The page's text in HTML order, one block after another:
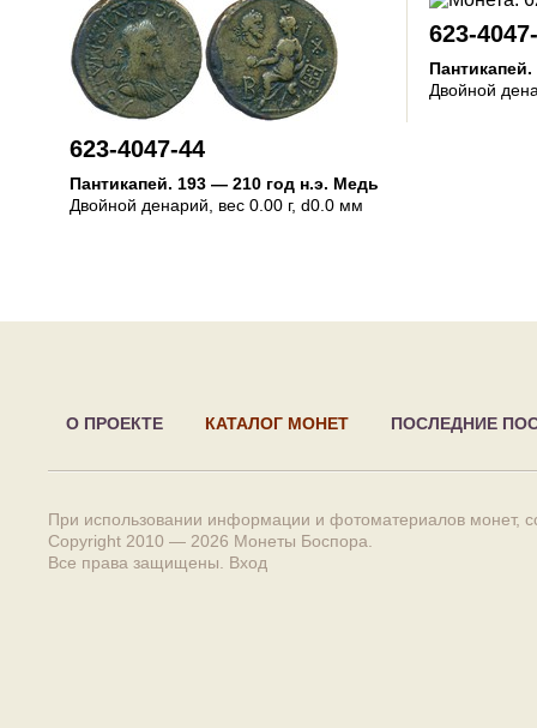
623-4047-44
Пантикапей. 193 — 210 год н.э. Медь
Двойной денарий , вес 0.00 г, d0.0 мм
623-
Пантикапей.
Двойной
О ПРОЕКТЕ КАТАЛОГ МОНЕТ ПОСЛЕДНИЕ
При использовании информации и фотоматериалов монет,
Copyright 2010 — 2026 Монеты Боспора
Все права защищены. Вход